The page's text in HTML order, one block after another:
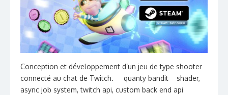
Conception et développement d’un jeu de type shooter
connecté au chat de Twitch. quanty bandit shader,
async job system, twitch api, custom back end api